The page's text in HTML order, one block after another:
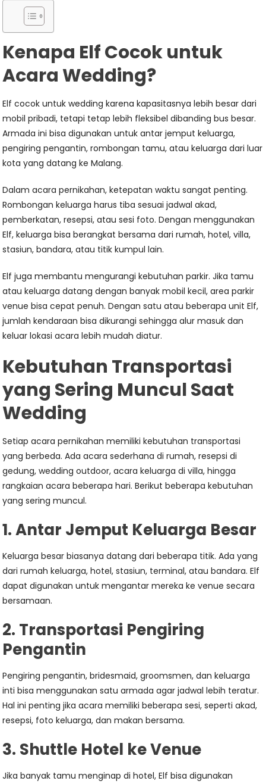
Kenapa Elf Cocok untuk
Acara Wedding?
Elf cocok untuk wedding karena kapasitasnya lebih besar dari
mobil pribadi, tetapi tetap lebih fleksibel dibanding bus besar.
Armada ini bisa digunakan untuk antar jemput keluarga,
pengiring pengantin, rombongan tamu, atau keluarga dari luar
kota yang datang ke Malang.
Dalam acara pernikahan, ketepatan waktu sangat penting.
Rombongan keluarga harus tiba sesuai jadwal akad,
pemberkatan, resepsi, atau sesi foto. Dengan menggunakan
Elf, keluarga bisa berangkat bersama dari rumah, hotel, villa,
stasiun, bandara, atau titik kumpul lain.
Elf juga membantu mengurangi kebutuhan parkir. Jika tamu
atau keluarga datang dengan banyak mobil kecil, area parkir
venue bisa cepat penuh. Dengan satu atau beberapa unit Elf,
jumlah kendaraan bisa dikurangi sehingga alur masuk dan
keluar lokasi acara lebih mudah diatur.
Kebutuhan Transportasi
yang Sering Muncul Saat
Wedding
Setiap acara pernikahan memiliki kebutuhan transportasi
yang berbeda. Ada acara sederhana di rumah, resepsi di
gedung, wedding outdoor, acara keluarga di villa, hingga
rangkaian acara beberapa hari. Berikut beberapa kebutuhan
yang sering muncul.
1. Antar Jemput Keluarga Besar
Keluarga besar biasanya datang dari beberapa titik. Ada yang
dari rumah keluarga, hotel, stasiun, terminal, atau bandara. Elf
dapat digunakan untuk mengantar mereka ke venue secara
bersamaan.
2. Transportasi Pengiring
Pengantin
Pengiring pengantin, bridesmaid, groomsmen, dan keluarga
inti bisa menggunakan satu armada agar jadwal lebih teratur.
Hal ini penting jika acara memiliki beberapa sesi, seperti akad,
resepsi, foto keluarga, dan makan bersama.
3. Shuttle Hotel ke Venue
Jika banyak tamu menginap di hotel, Elf bisa digunakan